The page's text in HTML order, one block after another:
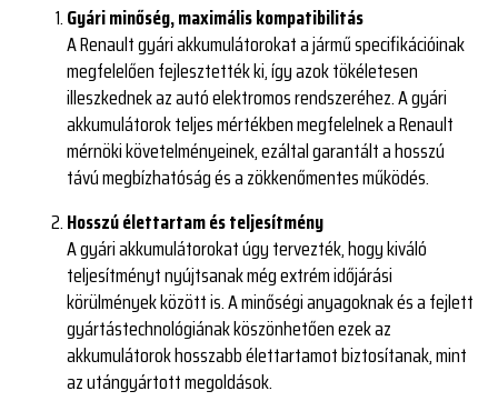
Gyári minőség, maximális kompatibilitás
A Renault gyári akkumulátorokat a jármű specifikációinak
megfelelően fejlesztették ki, így azok tökéletesen
illeszkednek az autó elektromos rendszeréhez. A gyári
akkumulátorok teljes mértékben megfelelnek a Renault
mérnöki követelményeinek, ezáltal garantált a hosszú
távú megbízhatóság és a zökkenőmentes működés.
Hosszú élettartam és teljesítmény
A gyári akkumulátorokat úgy tervezték, hogy kiváló
teljesítményt nyújtsanak még extrém időjárási
körülmények között is. A minőségi anyagoknak és a fejlett
gyártástechnológiának köszönhetően ezek az
akkumulátorok hosszabb élettartamot biztosítanak, mint
az utángyártott megoldások.